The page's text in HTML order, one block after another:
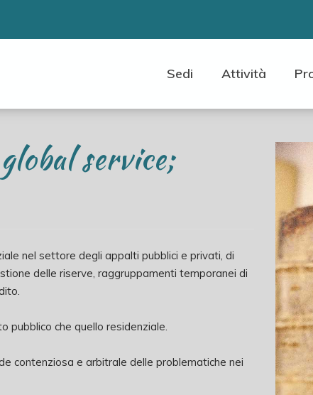
Sedi Attività
service;
nel settore degli appalti pubblici e privati, di
delle riserve, raggruppamenti temporanei di
pubblico che quello residenziale.
contenziosa e arbitrale delle problematiche nei